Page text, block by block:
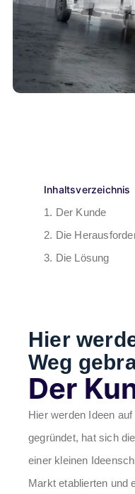
Inhaltsverzeichnis
Der Kunde
Die
Die Lösung
Hier
Weg
Der
Hier werden Ideen
gegründet, hat sich
einer kleinen
Markt etablierten und